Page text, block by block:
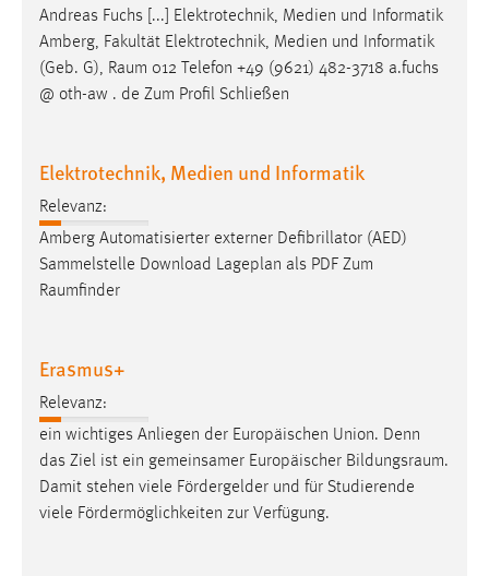
Andreas Fuchs [...] Elektrotechnik, Medien und Informatik
Amberg, Fakultät Elektrotechnik, Medien und Informatik
(Geb. G), Raum 012 Telefon +49 (9621) 482-3718 a.fuchs
@ oth-aw . de Zum Profil Schließen
Elektrotechnik, Medien und Informatik
Relevanz:
Amberg Automatisierter externer Defibrillator (AED)
Sammelstelle Download Lageplan als PDF Zum
Raumfinder
Erasmus+
Relevanz:
ein wichtiges Anliegen der Europäischen Union. Denn
das Ziel ist ein gemeinsamer Europäischer Bildungsraum.
Damit stehen viele Fördergelder und für Studierende
viele Fördermöglichkeiten zur Verfügung.
Name:
fe_user, be_user, be_lastLoginProvider
Zweck:
Cookie Laufzeit:
24 Stunden
STATISTIK
unsere Besucher unsere Website nutzen.
Matomo
Name:
_pk_ref, _pk_cvar, _pk_id, _pk_ses